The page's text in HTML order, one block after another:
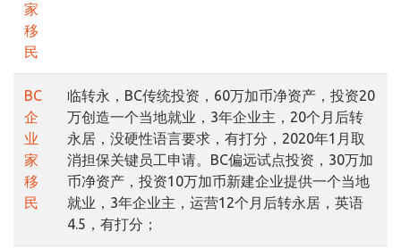
家
移
民
BC
企
业
家
移
民
临转永，BC传统投资，60万加币净资产，投资20
万创造一个当地就业，3年企业主，20个月后转
永居，没硬性语言要求，有打分，2020年1月取
消担保关键员工申请。BC偏远试点投资，30万加
币净资产，投资10万加币新建企业提供一个当地
就业，3年企业主，运营12个月后转永居，英语
4.5，有打分；